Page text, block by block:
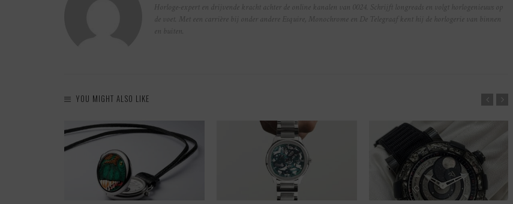
Horloge-expert en drijvende kracht achter de online kanalen van 0024. Schrijft longreads en volgt horlogenieuws op
de voet. Met een carrière bij onder andere Esquire, Monochrome en De Telegraaf kent hij de horlogerie van binnen
en buiten.
YOU MIGHT ALSO LIKE